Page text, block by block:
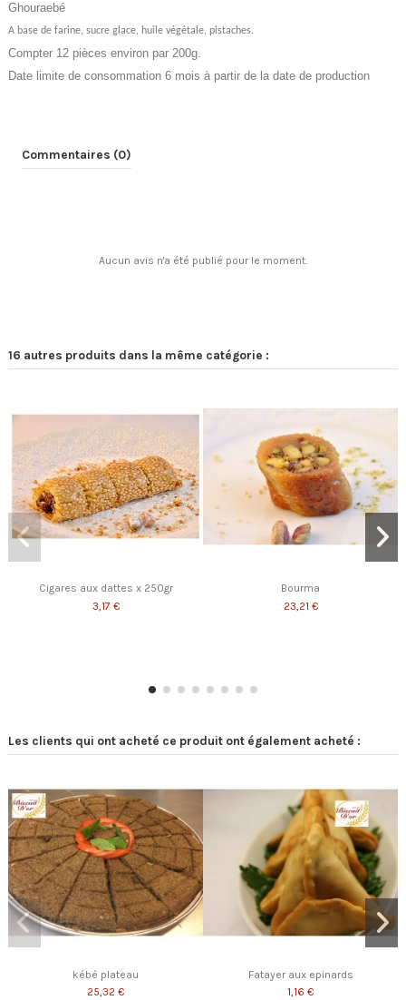
Ghouraebé
A base de farine, sucre glace, huile végétale, pistaches.
Compter 12 pièces environ par 200g.
Date limite de consommation 6 mois à partir de la date de production
Commentaires (0)
Aucun avis n'a été publié pour le moment.
16 autres produits dans la même catégorie :
Cigares aux dattes x 250gr
3,17 €
Bourma
23,21 €
Les clients qui ont acheté ce produit ont également acheté :
kébé plateau
25,32 €
Fatayer aux epinards
1,16 €